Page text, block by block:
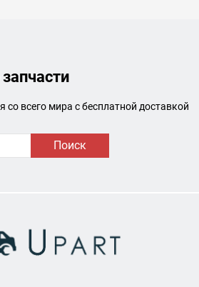
со всего мира с бесплатной доставкой
Поиск